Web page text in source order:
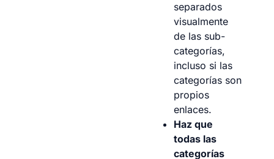
separados
visualmente
de las sub-
categorías,
incluso si las
categorías son
propios
enlaces.
Haz que
todas las
categorías